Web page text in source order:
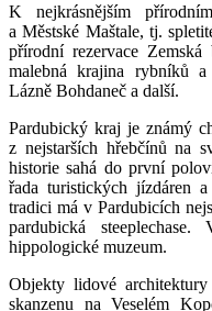
K nejkrásnějším
a Městské Maštale, tj.
přírodní rezervace
malebná krajina rybníků
Lázně Bohdaneč a další.
Pardubický kraj je známý
z nejstarších hřebčínů na
historie sahá do první
řada turistických jízdáren
tradici má v Pardubicích
pardubická
hippologické muzeum.
Objekty lidové
skanzenu na Veselém